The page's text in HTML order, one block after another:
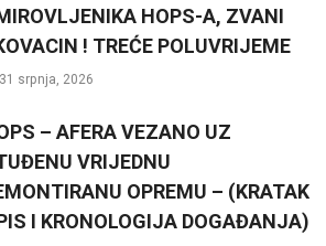
HOPS-A, ZVANI
! TREĆE POLUVRIJEME
31 srpnja, 2026
– AFERA VEZANO UZ
VRIJEDNU
OPREMU – (KRATAK
I KRONOLOGIJA DOGAĐANJA)